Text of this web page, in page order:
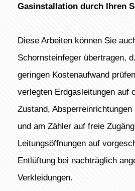
Gasinstallation durch Ihren
Diese Arbeiten können Sie
Schornsteinfeger übertragen,
geringen Kostenaufwand
verlegten Erdgasleitungen auf
Zustand,
und am Zähler auf freie
Leitungsöffnungen auf
Entlüftung bei nachträglich
Verkleidungen.